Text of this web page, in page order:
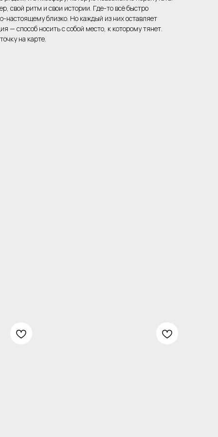
свой ритм и свои истории. Где-то всё быстро
настоящему близко. Но каждый из них оставляет
— способ носить с собой место, к которому тянет.
на карте.